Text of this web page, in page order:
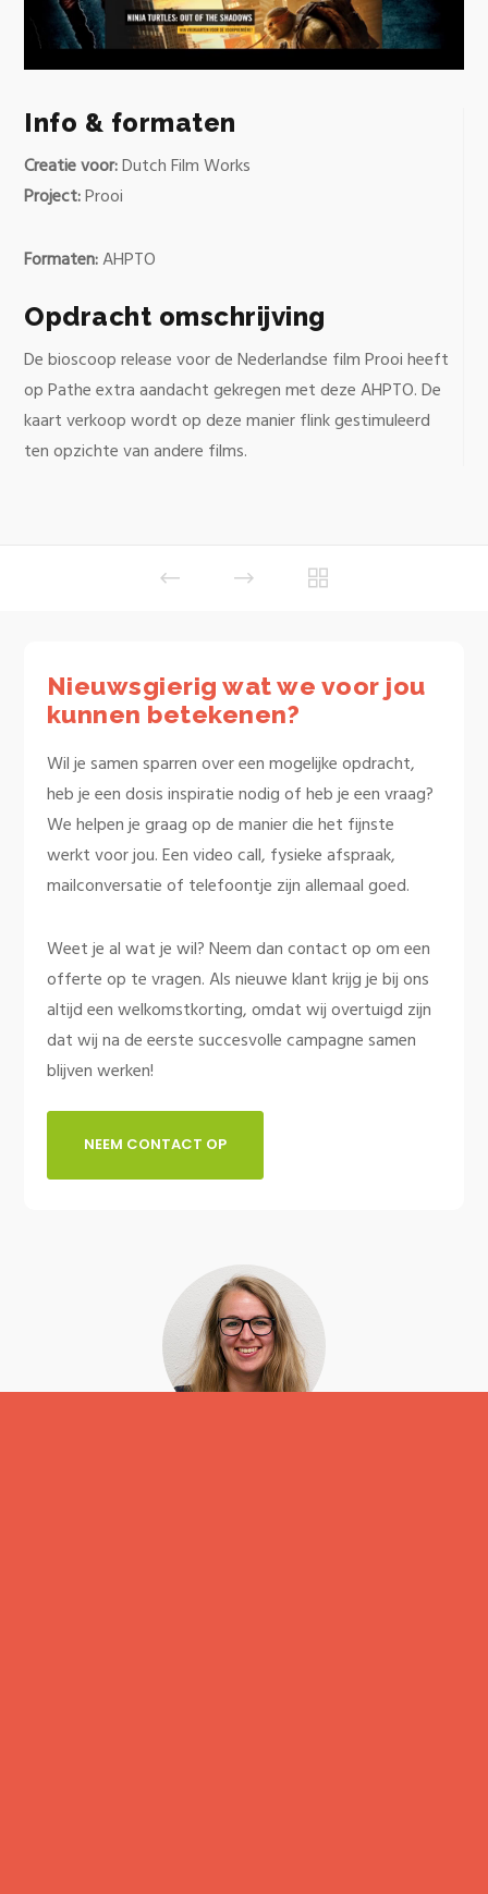
25
seconds
Info & formaten
Creatie voor:Dutch Film Works
Project:Prooi
Formaten:AHPTO
Opdracht omschrijving
De bioscoop release voor de Nederlandse film Prooi heeft
op Pathe extra aandacht gekregen met deze AHPTO. De
kaart verkoop wordt op deze manier flink gestimuleerd
ten opzichte van andere films.
Nieuwsgierig wat we voor jou
kunnen betekenen?
Wil je samen sparren over een mogelijke opdracht,
heb je een dosis inspiratie nodig of heb je een vraag?
We helpen je graag op de manier die het fijnste
werkt voor jou. Een video call, fysieke afspraak,
mailconversatie of telefoontje zijn allemaal goed.
Weet je al wat je wil? Neem dan contact op om een
offerte op te vragen. Als nieuwe klant krijg je bij ons
altijd een welkomstkorting, omdat wij overtuigd zijn
dat wij na de eerste succesvolle campagne samen
blijven werken!
NEEM CONTACT OP